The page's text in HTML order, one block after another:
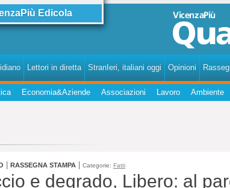
Edicola
Lettori in diretta StranIeri, italiani oggi Opinioni
Economia&Aziende Associazioni Lavoro Ambiente
RASSEGNA STAMPA Categorie: Fatti
e degrado, Libero: al